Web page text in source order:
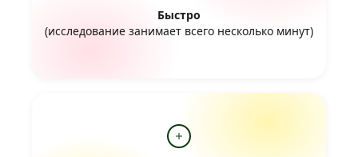
Быстро
(исследование занимает всего несколько минут)